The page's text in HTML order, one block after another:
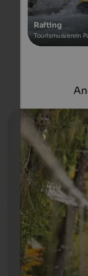
Rafting
Tourismusverein